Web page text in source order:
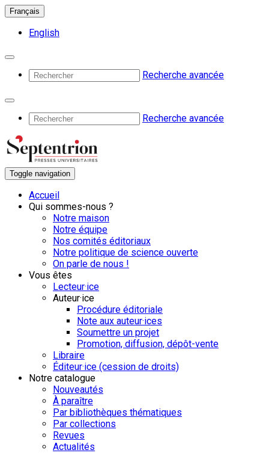
Français
English
Recherche avancée
Recherche avancée
Toggle navigation
Accueil
Qui sommes-nous ?
Notre maison
Notre équipe
Nos comités éditoriaux
Notre politique de science ouverte
On parle de nous !
Vous êtes
Lecteur·ice
Auteur·ice
Procédure éditoriale
Note aux auteur·ices
Soumettre un projet
Promotion, diffusion, dépôt-vente
Libraire
Éditeur·ice (cession de droits)
Notre catalogue
Nouveautés
À paraître
Par bibliothèques thématiques
Par collections
Revues
Actualités